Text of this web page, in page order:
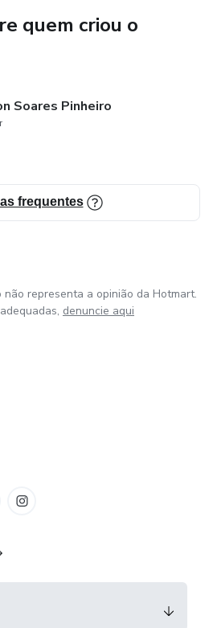
quem criou o
Soares Pinheiro
frequentes
representa a opinião da Hotmart.
denuncie aqui